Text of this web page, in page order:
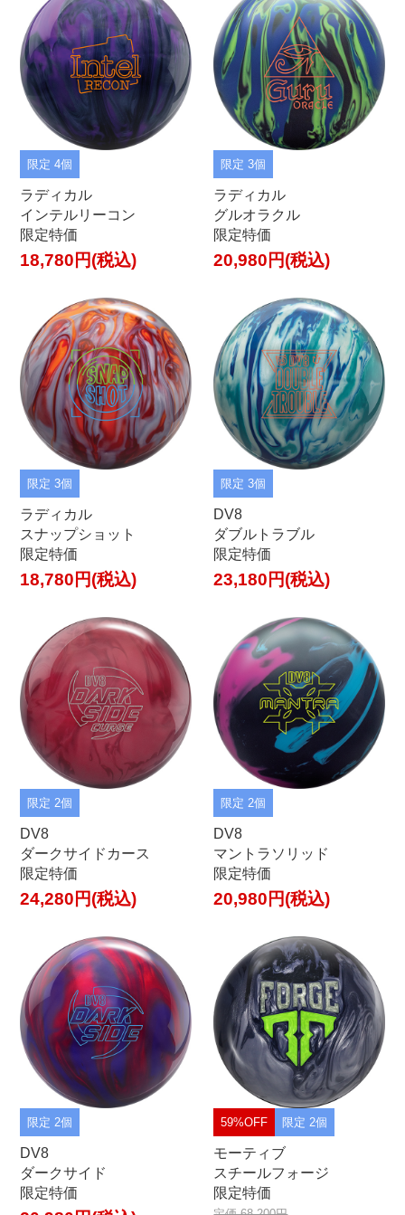
限定 4個
ラディカル
インテルリーコン
限定特価
18,780円(税込)
限定 3個
ラディカル
グルオラクル
限定特価
20,980円(税込)
限定 3個
ラディカル
スナップショット
限定特価
18,780円(税込)
限定 3個
DV8
ダブルトラブル
限定特価
23,180円(税込)
限定 2個
DV8
ダークサイドカース
限定特価
24,280円(税込)
限定 2個
DV8
マントラソリッド
限定特価
20,980円(税込)
限定 2個
DV8
ダークサイド
限定特価
59%OFF 限定 2個
モーティブ
スチールフォージ
限定特価